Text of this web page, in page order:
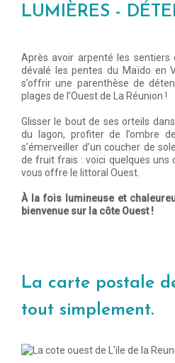
LUMIÈRES -
Après avoir arpenté les sentiers
dévalé les pentes du Maïdo en
s’offrir une parenthèse de
plages de l’Ouest de La Réunion !
Glisser le bout de ses orteils
du lagon, profiter de l’ombre
s’émerveiller d’un coucher de
de fruit frais : voici quelques uns
vous offre le littoral Ouest.
À la fois lumineuse et
bienvenue sur la côte Ouest !
La carte postale
tout simplement.